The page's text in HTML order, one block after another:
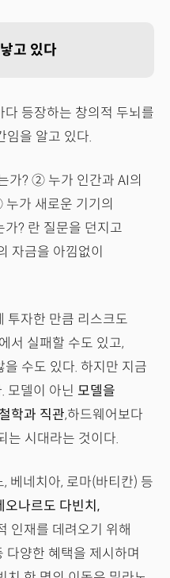
고 있다
등장하는 창의적 두뇌를
임을 알고 있다.
가? ② 누가 인간과 AI의
가 새로운 기기의
? 란 질문을 던지고
자금을 아낌없이
투자한 만큼 리스크도
서 실패할 수도 있고,
수도 있다. 하지만 지금
모델이 아닌 모델을
철학과 직관,하드웨어보다
는 시대라는 것이다.
베네치아, 로마(바티칸) 등
오나르도 다빈치,
인재를 데려오기 위해
다양한 혜택을 제시하며